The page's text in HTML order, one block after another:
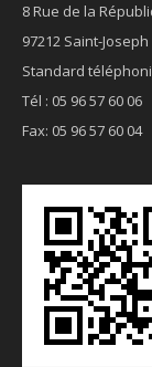
8 Rue de la
97212 Saint-Joseph
Standard
Tél : 05 96 57 60 06
Fax: 05 96 57 60 04